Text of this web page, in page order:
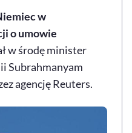
dostępność , otwiera się w nowym
, otwiera się w
w
o umowie
w środę minister
Subrahmanyam
agencję Reuters.